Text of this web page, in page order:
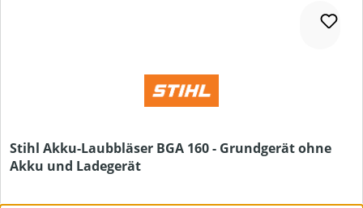
Stihl Akku-Laubbläser BGA 160 - Grundgerät ohne
Akku und Ladegerät